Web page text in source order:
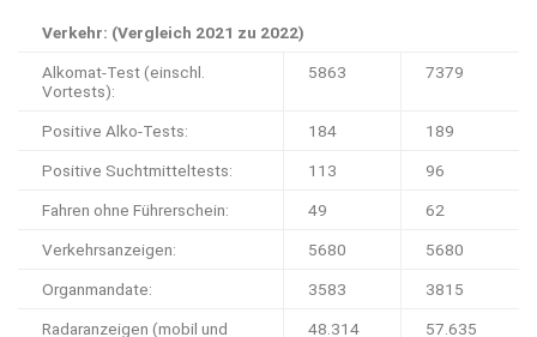
Verkehr: (Vergleich 2021 zu 2022)
Alkomat-Test (einschl.
Vortests):
5863 7379
Positive Alko-Tests: 184 189
Positive Suchtmitteltests: 113 96
Fahren ohne Führerschein: 49 62
Verkehrsanzeigen: 5680 5680
Organmandate: 3583 3815
Radaranzeigen (mobil und
48.314 57.635